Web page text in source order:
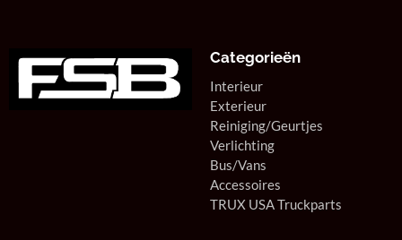
Categorieën
Interieur
Exterieur
Reiniging/Geurtjes
Verlichting
Bus/Vans
Accessoires
TRUX USA Truckparts